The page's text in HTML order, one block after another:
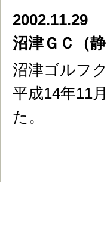
2002.11.29
沼津ＧＣ（
沼津ゴルフ
平成14年11
た。